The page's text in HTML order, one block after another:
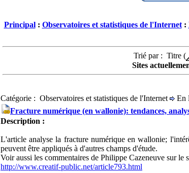
Principal: Observatoires et statistiques de l'Internet:
Trié par : Titre (
Sites
Catégorie : Observatoires et statistiques de l'Internet
En
Fracture numérique (en wallonie): tendances,
Description :
L'article analyse la fracture numérique en wallonie;
peuvent être appliqués à d'autres champs d'étude.
Voir aussi les commentaires de Philippe Cazeneuve sur le
http://www.creatif-public.net/article793.html